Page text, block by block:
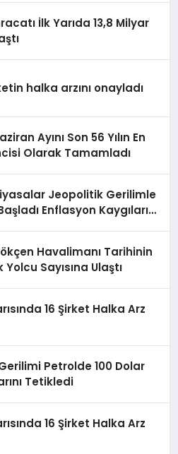
İlk Yarıda 13,8 Milyar
halka arzını onayladı
Ayını Son 56 Yılın En
Olarak Tamamladı
Jeopolitik Gerilimle
Enflasyon Kaygıları
Havalimanı Tarihinin
Yolcu Sayısına Ulaştı
16 Şirket Halka Arz
Petrolde 100 Dolar
Tetikledi
16 Şirket Halka Arz